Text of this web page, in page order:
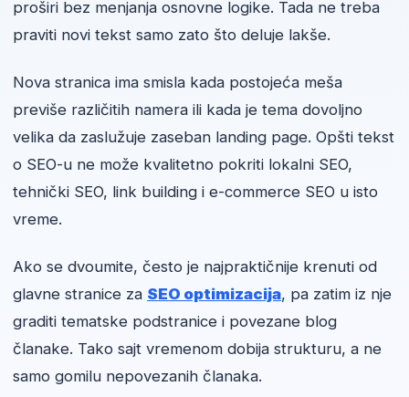
proširi bez menjanja osnovne logike. Tada ne treba
praviti novi tekst samo zato što deluje lakše.
Nova stranica ima smisla kada postojeća meša
previše različitih namera ili kada je tema dovoljno
velika da zaslužuje zaseban landing page. Opšti tekst
o SEO-u ne može kvalitetno pokriti lokalni SEO,
tehnički SEO, link building i e-commerce SEO u isto
vreme.
Ako se dvoumite, često je najpraktičnije krenuti od
glavne stranice za SEO optimizacija, pa zatim iz nje
graditi tematske podstranice i povezane blog
članake. Tako sajt vremenom dobija strukturu, a ne
samo gomilu nepovezanih članaka.